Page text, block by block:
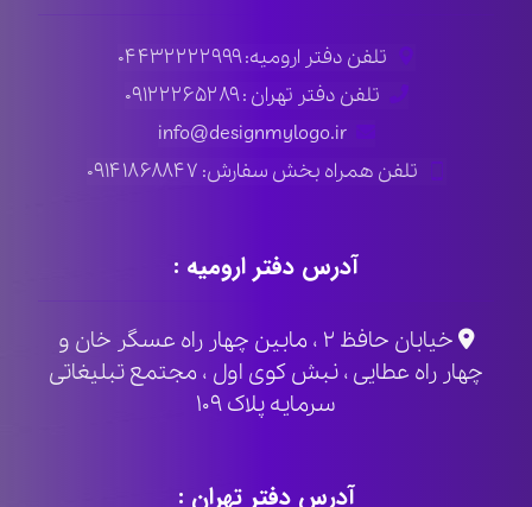
تلفن دفتر ارومیه: ۰۴۴۳۲۲۲۲۹۹۹
تلفن دفتر تهران : ۰۹۱۲۲۲۶۵۲۸۹
info@designmylogo.ir
تلفن همراه بخش سفارش: ۰۹۱۴۱۸۶۸۸۴۷
آدرس دفتر ارومیه :
خیابان حافظ ۲ ، مابین چهار راه عسگر خان و
چهار راه عطایی ، نبش کوی اول ، مجتمع تبلیغاتی
سرمایه پلاک ۱۰۹
آدرس دفتر تهران :